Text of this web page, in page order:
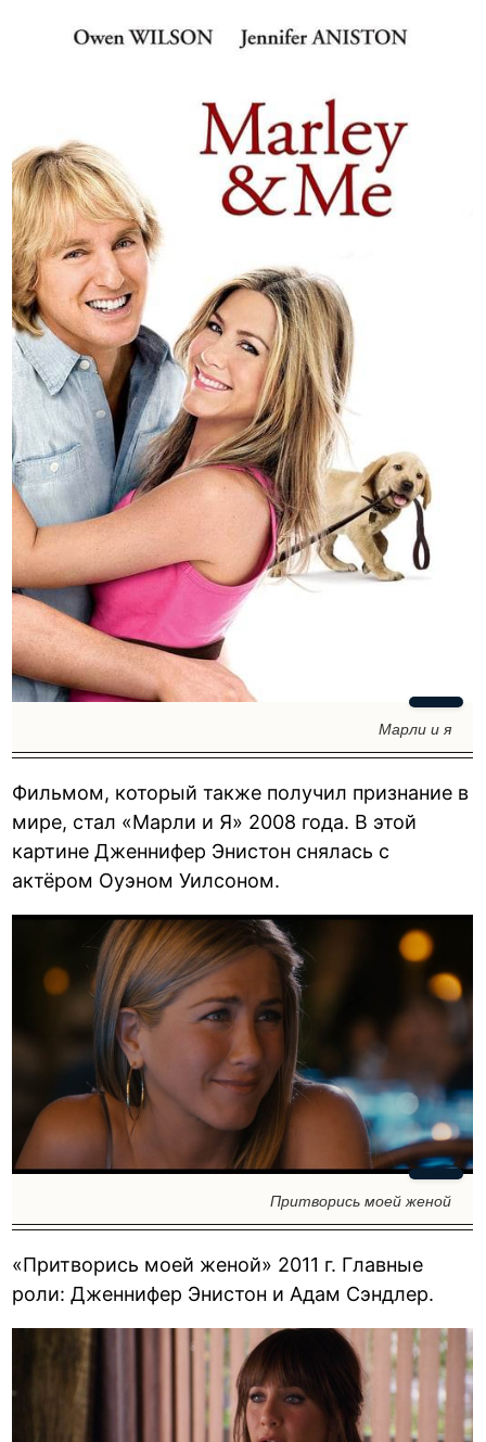
Марли и я
Фильмом, который также получил признание в
мире, стал «Марли и Я» 2008 года. В этой
картине Дженнифер Энистон снялась с
актёром Оуэном Уилсоном.
Притворись моей женой
«Притворись моей женой» 2011 г. Главные
роли: Дженнифер Энистон и Адам Сэндлер.